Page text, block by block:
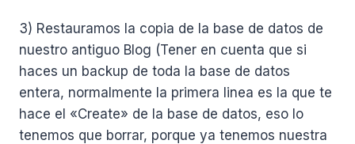
3) Restauramos la copia de la base de datos de
nuestro antiguo Blog (Tener en cuenta que si
haces un backup de toda la base de datos
entera, normalmente la primera linea es la que te
hace el «Create» de la base de datos, eso lo
tenemos que borrar, porque ya tenemos nuestra